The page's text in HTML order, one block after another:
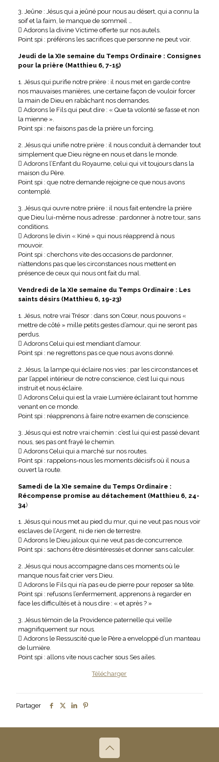
3. Jeûne : Jésus qui a jeûné pour nous au désert, qui a connu la
soif et la faim, le manque de sommeil …
 Adorons la divine Victime offerte sur nos autels.
Point spi : préférons les sacrifices que personne ne peut voir.
Jeudi de la XIe semaine du Temps Ordinaire : Consignes
pour la prière (Matthieu 6, 7-15)
1. Jésus qui purifie notre prière : il nous met en garde contre
nos mauvaises manières, une certaine façon de vouloir forcer
la main de Dieu en rabâchant nos demandes.
 Adorons le Fils qui peut dire : « Que ta volonté se fasse et non
la mienne ».
Point spi : ne faisons pas de la prière un forcing.
2. Jésus qui unifie notre prière : il nous conduit à demander tout
simplement que Dieu règne en nous et dans le monde.
 Adorons l’Enfant du Royaume, celui qui vit toujours dans la
maison du Père.
Point spi : que notre demande rejoigne ce que nous avons
contemplé.
3. Jésus qui ouvre notre prière : il nous fait entendre la prière
que Dieu lui-même nous adresse : pardonner à notre tour, sans
conditions.
 Adorons le divin « Kiné » qui nous réapprend à nous
mouvoir.
Point spi : cherchons vite des occasions de pardonner,
n’attendons pas que les circonstances nous mettent en
présence de ceux qui nous ont fait du mal.
Vendredi de la XIe semaine du Temps Ordinaire : Les
saints désirs (Matthieu 6, 19-23)
1. Jésus, notre vrai Trésor : dans son Cœur, nous pouvons «
mettre de côté » mille petits gestes d’amour, qui ne seront pas
perdus.
 Adorons Celui qui est mendiant d’amour.
Point spi : ne regrettons pas ce que nous avons donné.
2. Jésus, la lampe qui éclaire nos vies : par les circonstances et
par l’appel intérieur de notre conscience, c’est lui qui nous
instruit et nous éclaire.
 Adorons Celui qui est la vraie Lumière éclairant tout homme
venant en ce monde.
Point spi : réapprenons à faire notre examen de conscience.
3. Jésus qui est notre vrai chemin : c’est lui qui est passé devant
nous, ses pas ont frayé le chemin.
 Adorons Celui qui a marché sur nos routes.
Point spi : rappelons-nous les moments décisifs où il nous a
ouvert la route.
Samedi de la XIe semaine du Temps Ordinaire :
Récompense promise au détachement (Matthieu 6, 24-
34)
1. Jésus qui nous met au pied du mur, qui ne veut pas nous voir
esclaves de l’Argent, ni de rien de terrestre.
 Adorons le Dieu jaloux qui ne veut pas de concurrence.
Point spi : sachons être désintéressés et donner sans calculer.
2. Jésus qui nous accompagne dans ces moments où le
manque nous fait crier vers Dieu.
 Adorons le Fils qui n’a pas eu de pierre pour reposer sa tête.
Point spi : refusons l’enfermement, apprenons à regarder en
face les difficultés et à nous dire : « et après ? »
3. Jésus témoin de la Providence paternelle qui veille
magnifiquement sur nous.
 Adorons le Ressuscité que le Père a enveloppé d’un manteau
de lumière.
Point spi : allons vite nous cacher sous Ses ailes.
Télécharger
Partager